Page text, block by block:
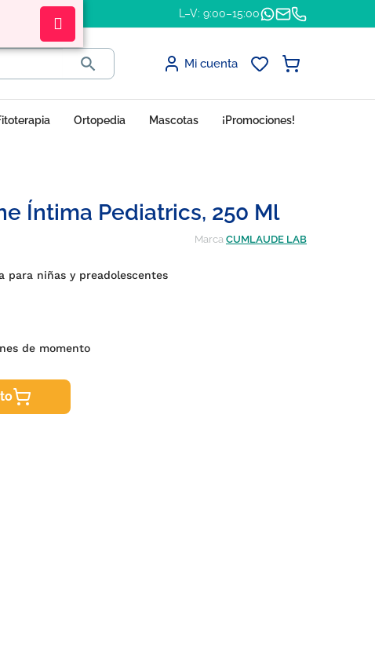
L–V: 9:00–15:00
 Mi cuenta
Ortopedia Mascotas ¡Promociones!
Íntima Pediatrics, 250 Ml
Marca CUMLAUDE LAB
para niñas y preadolescentes
de momento